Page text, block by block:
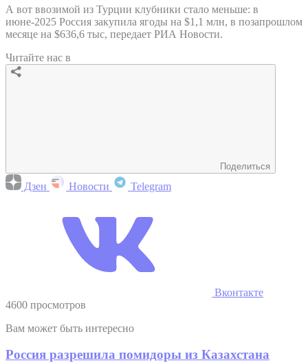
А вот ввозимой из Турции клубники стало меньше: в
июне-2025 Россия закупила ягоды на $1,1 млн, в позапрошлом
месяце на $636,6 тыс, передает РИА Новости.
Читайте нас в
Поделиться
Дзен Новости Telegram
Вконтакте
4600 просмотров
Вам может быть интересно
Россия разрешила помидоры из Казахстана